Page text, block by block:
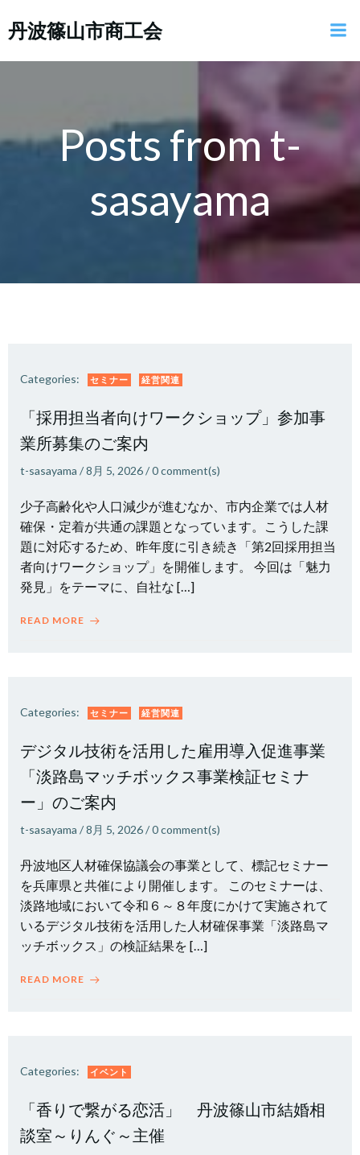
ン
ス
キ
ッ
丹波篠山市商工会
Posts fromt-
sasayama
Categories: セミナー 経営関連
「採用担当者向けワークショップ」参加事
業所募集のご案内
t-sasayama /8月 5, 2026/0comment(s)
少子高齢化や人口減少が進むなか、市内企業では人材
確保・定着が共通の課題となっています。こうした課
題に対応するため、昨年度に引き続き「第2回採用担当
者向けワークショップ」を開催します。 今回は「魅力
発見」をテーマに、自社な […]
READ MORE
Categories: セミナー 経営関連
デジタル技術を活用した雇用導入促進事業
「淡路島マッチボックス事業検証セミナ
ー」のご案内
t-sasayama /8月 5, 2026/0comment(s)
丹波地区人材確保協議会の事業として、標記セミナー
を兵庫県と共催により開催します。 このセミナーは、
淡路地域において令和６～８年度にかけて実施されて
いるデジタル技術を活用した人材確保事業「淡路島マ
ッチボックス」の検証結果を […]
READ MORE
Categories: イベント
「香りで繋がる恋活」 丹波篠山市結婚相
談室～りんぐ～主催